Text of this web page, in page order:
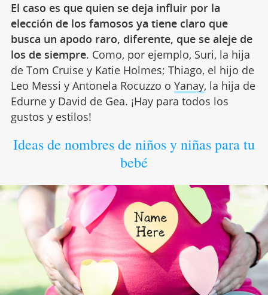
El caso es que quien se deja influir por la
elección de los famosos ya tiene claro que
busca un apodo raro, diferente, que se aleje de
los de siempre. Como, por ejemplo, Suri, la hija
de Tom Cruise y Katie Holmes; Thiago, el hijo de
Leo Messi y Antonela Rocuzzo o Yanay, la hija de
Edurne y David de Gea. ¡Hay para todos los
gustos y estilos!
Ideas de nombres de niños y niñas para tu
bebé